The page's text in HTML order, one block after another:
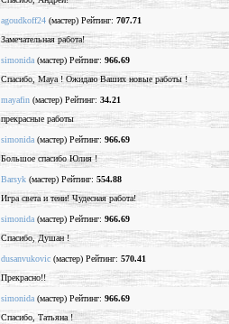
agoudkoff24 (мастер) Рейтинг: 707.71
Замечательная работа!
simonida (мастер) Рейтинг: 966.69
Спасибо, Maya ! Ожидаю Ваших новые работы !
mayafin (мастер) Рейтинг: 34.21
прекрасные работы
simonida (мастер) Рейтинг: 966.69
Большое спасибо Юлия !
Barsyk (мастер) Рейтинг: 554.88
Игра света и тени! Чудесная работа!
simonida (мастер) Рейтинг: 966.69
Спасибо, Душан !
dusanvukovic (мастер) Рейтинг: 570.41
Прекрасно!!
simonida (мастер) Рейтинг: 966.69
Спасибо, Татьяна !